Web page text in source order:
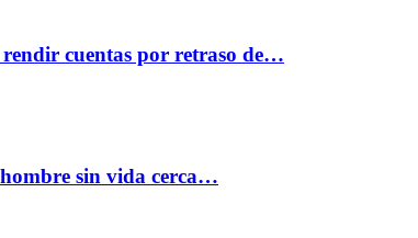
cuentas por retraso de…
sin vida cerca…